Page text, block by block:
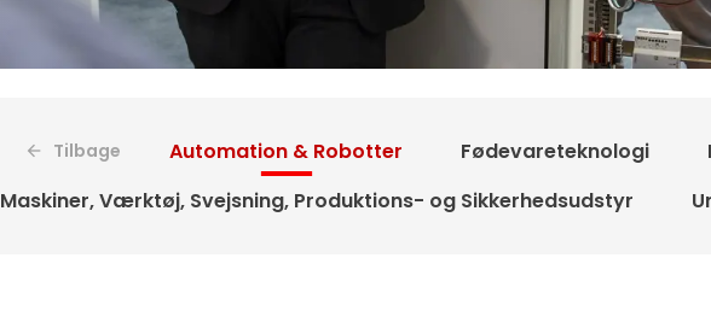
Tilbage Automation & Robotter Fødevareteknologi
Maskiner, Værktøj, Svejsning, Produktions- og Sikkerhedsudstyr